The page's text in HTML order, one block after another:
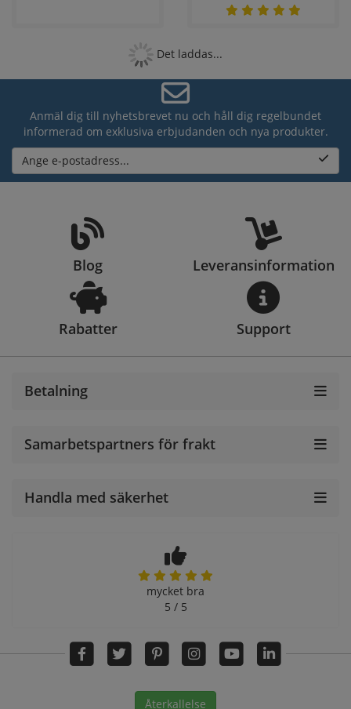
Det laddas...
Anmäl dig till nyhetsbrevet nu och håll dig regelbundet
informerad om exklusiva erbjudanden och nya produkter.
Ange e-postadress...
Blog Leveransinformation
Rabatter Support
Betalning
Samarbetspartners för frakt
Handla med säkerhet
mycket bra
5 / 5
Återkallelse